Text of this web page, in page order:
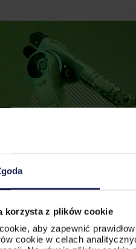
korzysta z plików cookie
aby zapewnić
cookie w celach